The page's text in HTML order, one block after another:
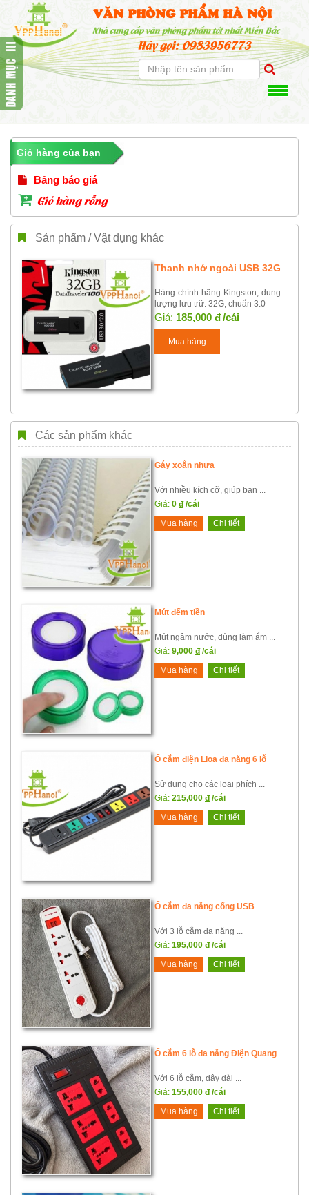
VĂN PHÒNG PHẨM HÀ NỘI
Nhà cung cấp văn phòng phẩm tốt nhất Miền Bắc
Hãy gọi: 0983956773
Giỏ hàng của bạn
Bảng báo giá
Giỏ hàng rỗng
Sản phẩm / Vật dụng khác
Thanh nhớ ngoài USB 32G
Hàng chính hãng Kingston, dung
lượng lưu trữ: 32G, chuẩn 3.0
Giá: 185,000 đ/cái
Mua hàng
Các sản phẩm khác
Gáy xoắn nhựa
Với nhiều kích cỡ, giúp bạn ...
Giá: 0 đ /cái
Mua hàng
Chi tiết
Mút đếm tiền
Mút ngâm nước, dùng làm ẩm ...
Giá: 9,000 đ /cái
Mua hàng
Chi tiết
Ổ cắm điện Lioa đa năng 6 lỗ
Sử dụng cho các loại phích ...
Giá: 215,000 đ /cái
Mua hàng
Chi tiết
Ổ cắm đa năng cổng USB
Với 3 lỗ cắm đa năng ...
Giá: 195,000 đ /cái
Mua hàng
Chi tiết
Ổ cắm 6 lỗ đa năng Điện Quang
Với 6 lỗ cắm, dây dài ...
Giá: 155,000 đ /cái
Mua hàng
Chi tiết